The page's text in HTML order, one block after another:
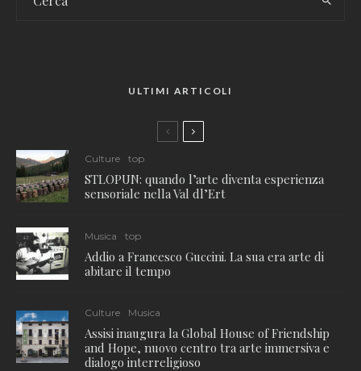
ULTIMI ARTICOLI
Culture top
STLOPUN: quando l’arte diventa esperienza
sensoriale nella Val dl’Ert
Musica top
Addio a Francesco Guccini. La sua era arte di
abitare il tempo
Culture Musica
Assisi inaugura la Global House of Friendship
and Hope, nuovo centro tra arte immersiva e
dialogo interreligioso